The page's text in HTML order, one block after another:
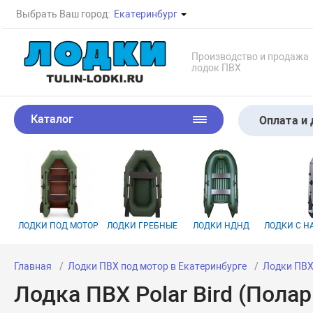
Выбрать Ваш город: Екатеринбург
Производство и продажа
лодок ПВХ
Каталог Оплата и
ЛОДКИ ПОД МОТОР ЛОДКИ ГРЕБНЫЕ ЛОДКИ НДНД ЛОДКИ С
Главная Лодки ПВХ под мотор в Екатеринбурге Лодки ПВХ
Лодка ПВХ Polar Bird